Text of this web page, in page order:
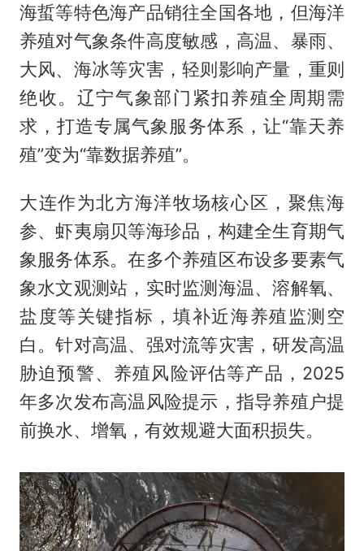
海蜇等特色海产品销往全国各地，但海洋
养殖对气象条件高度敏感，高温、暴雨、
大风、海冰等灾害，轻则影响产量，重则
绝收。辽宁气象部门紧扣养殖全周期需
求，打造专属气象服务体系，让“靠天养
殖”变为“靠数据养殖”。
大连作为北方海洋牧场核心区，聚焦海
参、虾夷扇贝等海珍品，构建全生育期气
象服务体系。在多个养殖区布设多要素气
象水文观测站，实时监测海温、溶解氧、
盐度等关键指标，填补近海养殖监测空
白。针对高温、强对流等灾害，研发高温
胁迫预警、养殖风险评估等产品，2025
年多次发布高温风险提示，指导养殖户提
前换水、增氧，有效规避大面积损失。